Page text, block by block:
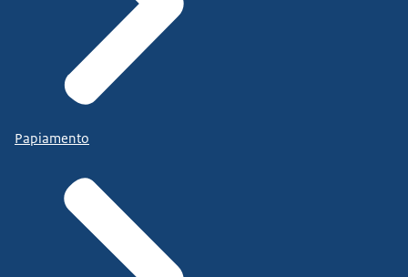
Papiamento